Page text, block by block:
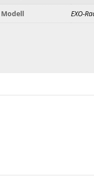
Modell
EXO-